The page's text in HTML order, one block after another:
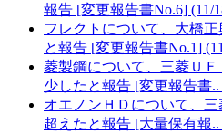
報告 [変更報告書No.6] (11/
フレクトについて、大橋
と報告 [変更報告書No.1]
菱製鋼について、三菱Ｕ
少したと報告 [変更報告書..
オエノンＨＤについて、
超えたと報告 [大量保有報..